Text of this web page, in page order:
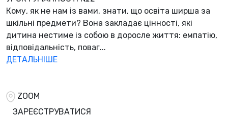
Кому, як не нам із вами, знати, що освіта ширша за
шкільні предмети? Вона закладає цінності, які
дитина нестиме із собою в доросле життя: емпатію,
відповідальність, поваг...
ДЕТАЛЬНІШЕ
ZOOM
ЗАРЕЄСТРУВАТИСЯ